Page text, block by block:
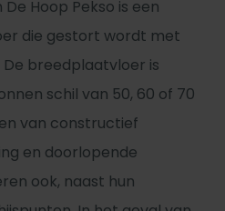
Hoop Pekso is een
die gestort wordt met
breedplaatvloer is
schil van 50, 60 of 70
van constructief
en doorlopende
ook, naast hun